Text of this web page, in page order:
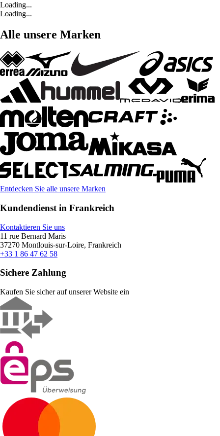
Loading...
Loading...
Alle unsere Marken
Entdecken Sie alle unsere Marken
Kundendienst in Frankreich
Kontaktieren Sie uns
11 rue Bernard Maris
37270 Montlouis-sur-Loire, Frankreich
+33 1 86 47 62 58
Sichere Zahlung
Kaufen Sie sicher auf unserer Website ein